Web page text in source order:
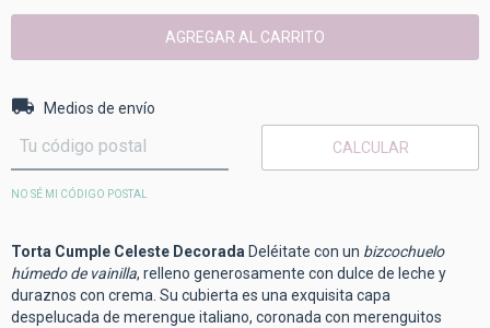
Entregas para el CP:
Medios de envío
CALCULAR
NO SÉ MI CÓDIGO POSTAL
Torta Cumple Celeste Decorada Deléitate con un bizcochuelo
húmedo de vainilla, relleno generosamente con dulce de leche y
duraznos con crema. Su cubierta es una exquisita capa
despelucada de merengue italiano, coronada con merenguitos